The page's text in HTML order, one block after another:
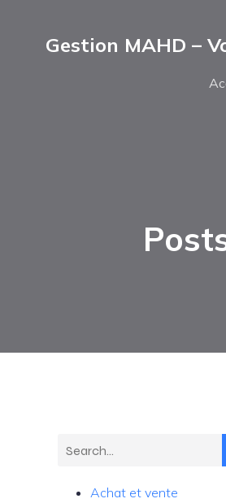
Gestion MAHD –
Achat et vente